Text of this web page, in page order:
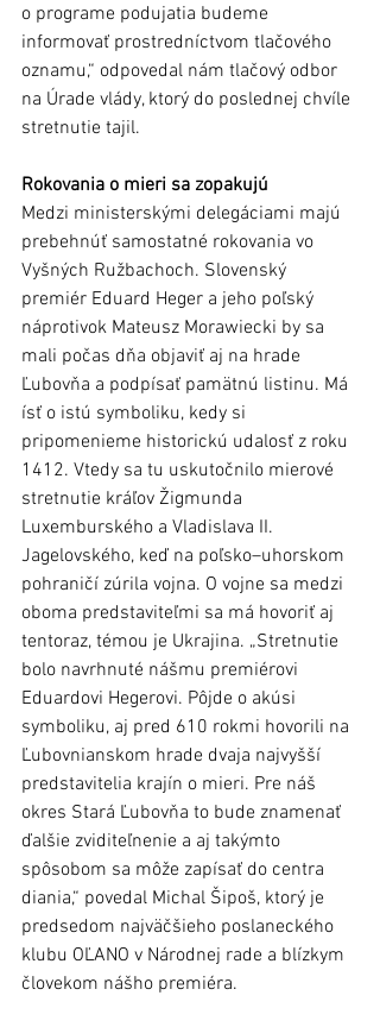
o programe podujatia budeme
informovať prostredníctvom tlačového
oznamu,“ odpovedal nám tlačový odbor
na Úrade vlády, ktorý do poslednej chvíle
stretnutie tajil.
Rokovania o mieri sa zopakujú
Medzi ministerskými delegáciami majú
prebehnúť samostatné rokovania vo
Vyšných Ružbachoch. Slovenský
premiér Eduard Heger a jeho poľský
náprotivok Mateusz Morawiecki by sa
mali počas dňa objaviť aj na hrade
Ľubovňa a podpísať pamätnú listinu. Má
ísť o istú symboliku, kedy si
pripomenieme historickú udalosť z roku
1412. Vtedy sa tu uskutočnilo mierové
stretnutie kráľov Žigmunda
Luxemburského a Vladislava II.
Jagelovského, keď na poľsko–uhorskom
pohraničí zúrila vojna. O vojne sa medzi
oboma predstaviteľmi sa má hovoriť aj
tentoraz, témou je Ukrajina. „Stretnutie
bolo navrhnuté nášmu premiérovi
Eduardovi Hegerovi. Pôjde o akúsi
symboliku, aj pred 610 rokmi hovorili na
Ľubovnianskom hrade dvaja najvyšší
predstavitelia krajín o mieri. Pre náš
okres Stará Ľubovňa to bude znamenať
ďalšie zviditeľnenie a aj takýmto
spôsobom sa môže zapísať do centra
diania,“ povedal Michal Šipoš, ktorý je
predsedom najväčšieho poslaneckého
klubu OĽANO v Národnej rade a blízkym
človekom nášho premiéra.